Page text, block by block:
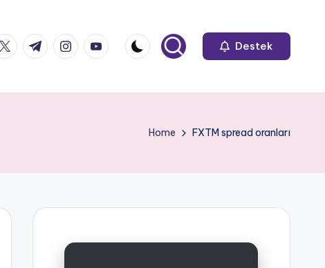
t.me instagram.com
youtube.com Destek
Home FXTM spread oranları